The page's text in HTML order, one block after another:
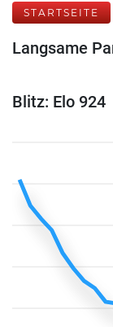
STARTSEITE
Langsame
Blitz: Elo 924